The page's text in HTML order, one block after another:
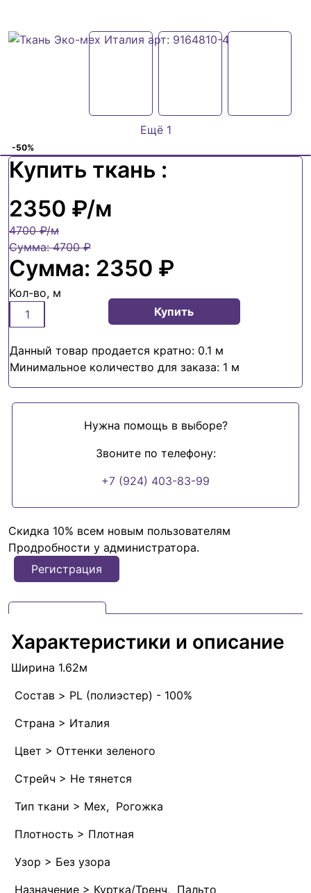
Ещё 1
-50%
Купить ткань :
2350 ₽/м
4700 ₽/м
Сумма:4700 ₽
Сумма: 2350 ₽
Кол-во, м
Купить
Данный товар продается кратно: 0.1 м
Минимальное количество для заказа: 1 м
Нужна помощь в выборе?
Звоните по телефону:
+7 (924) 403-83-99
Скидка 10% всем новым пользователям
Продробности у администратора.
Регистрация
Характеристики и описание
Ширина 1.62м
Состав > PL (полиэстер) - 100%
Страна > Италия
Цвет > Оттенки зеленого
Стрейч > Не тянется
Тип ткани > Мех, Рогожка
Плотность > Плотная
Узор > Без узора
Назначение > Куртка/Тренч, Пальто